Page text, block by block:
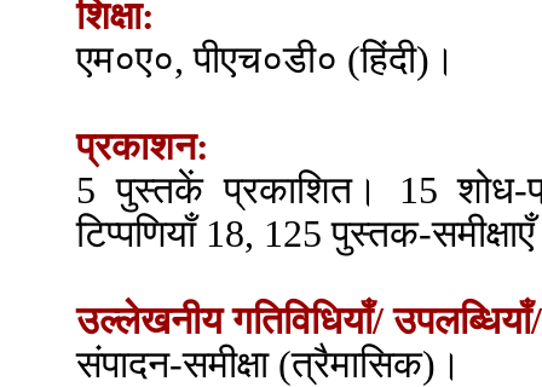
शिक्षा:
एम०ए०, पीएच०डी० (हिंदी)।
प्रकाशन:
5 पुस्तकें प्रकाशित। 15
टिप्पणियाँ 18, 125 पुस्तक-
उल्लेखनीय गतिविधियाँ/ उपलब्धियाँ/
संपादन-समीक्षा (त्रैमासिक)।